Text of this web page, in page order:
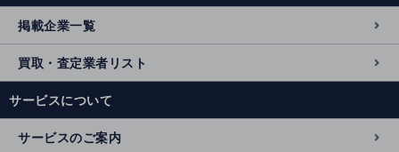
掲載企業一覧
買取・査定業者リスト
サービスについて
サービスのご案内